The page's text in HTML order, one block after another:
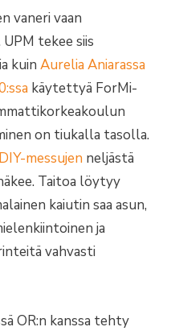
vaneri vaan
tekee siis
kuin Aurelia Aniarassa
käytettyä ForMi-
on tiukalla tasolla.
DIY-messujen neljästä
Taitoa löytyy
kaiutin saa asun,
ja
vahvasti
OR:n kanssa tehty